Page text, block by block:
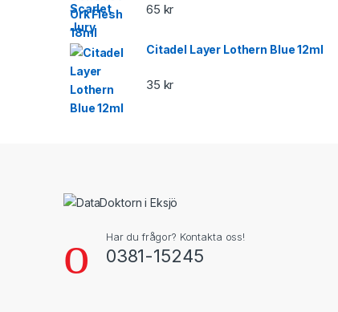
65 kr
Citadel Layer Lothern Blue 12ml
35 kr
Har du frågor? Kontakta oss!
0381-15245